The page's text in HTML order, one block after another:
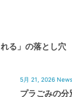
る」の落とし穴
5月 21, 2026
プラごみの分